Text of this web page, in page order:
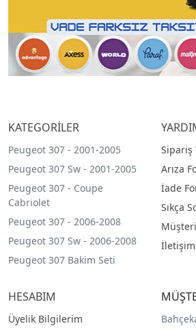
KATEGORİLER
Peugeot 307 - 2001-2005
Peugeot 307 Sw - 2001-2005
Peugeot 307 - Coupe
Cabriolet
Peugeot 307 - 2006-2008
Peugeot 307 Sw - 2006-2008
Peugeot 307 Bakim Seti
Sipariş
Arıza
İade
Sıkça
İletişim
HESABIM
Üyelik Bilgilerim